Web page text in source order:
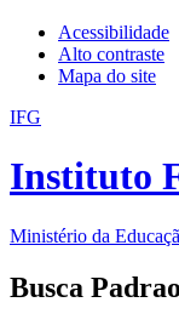
Acessibilidade
Alto contraste
Mapa do site
IFG
Instituto
Ministério da
Busca Padrao